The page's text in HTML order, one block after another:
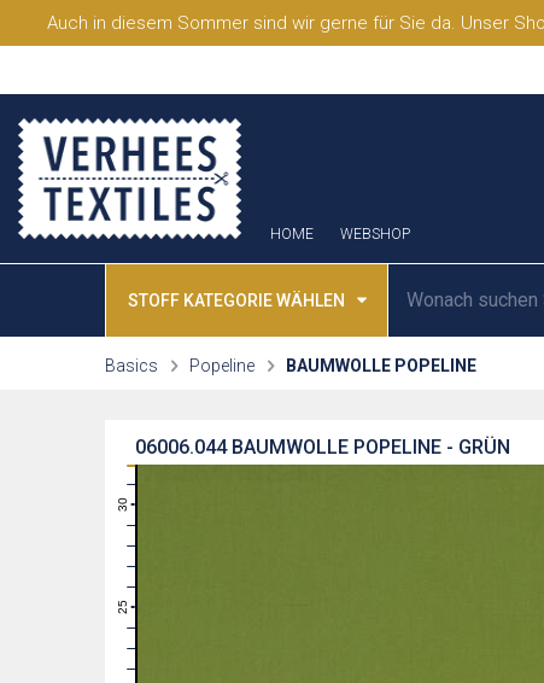
Auch in diesem Sommer sind wir gerne für Sie da. Unser
HOME WEBSHOP
STOFF KATEGORIE WÄHLEN
Basics Popeline BAUMWOLLE POPELINE
BAUMWOLLE POPELINE - GRÜN
06006.044
22
23
24
25
26
27
28
29
30